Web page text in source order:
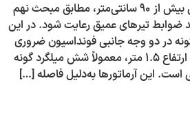
در فونداسیون‌هایی با عمق بیش از ۹۰ سانتی‌متر، مطابق مبحث نهم
ضوابط تیرهای عمیق رعایت شود. در این
گونه در دو وجه جانبی فونداسیون ضروری
است. برای فونداسیونی به ارتفاع ۱.۵ متر، معمولاً شش میلگرد گونه
این آرماتورها به‌دلیل فاصله […]